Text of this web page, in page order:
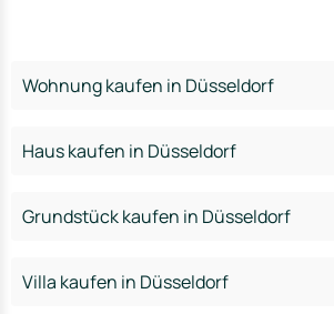
Wohnung kaufen in Düsseldorf
Haus kaufen in Düsseldorf
Grundstück kaufen in Düsseldorf
Villa kaufen in Düsseldorf